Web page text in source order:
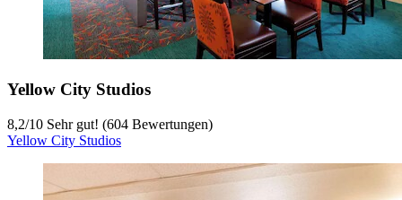
Yellow City Studios
8,2/10 Sehr gut! (604 Bewertungen)
Yellow City Studios